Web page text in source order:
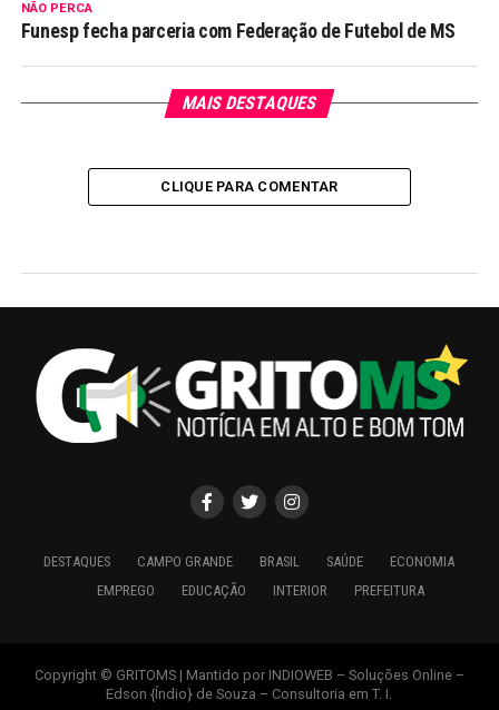
NÃO PERCA
Funesp fecha parceria com Federação de Futebol de MS
MAIS DESTAQUES
CLIQUE PARA COMENTAR
DESTAQUES CAMPO GRANDE BRASIL SAÚDE
ECONOMIA
EMPREGO
EDUCAÇÃO INTERIOR PREFEITURA
Copyright © GRITOMS | Mantido por INDIOWEB – Soluções Online –
Edson {Índio} de Souza – Consultoria em T. I.